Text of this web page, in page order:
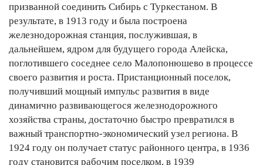
призванной соединить Сибирь с Туркестаном. В
результате, в 1913 году и была построена
железнодорожная станция, послужившая, в
дальнейшем, ядром для будущего города Алейска,
поглотившего соседнее село Малопонюшево в процессе
своего развития и роста. Пристанционный поселок,
получивший мощный импульс развития в виде
динамично развивающегося железнодорожного
хозяйства страны, достаточно быстро превратился в
важный транспортно-экономический узел региона. В
1924 году он получает статус районного центра, в 1936
году становится рабочим поселком, в 1939